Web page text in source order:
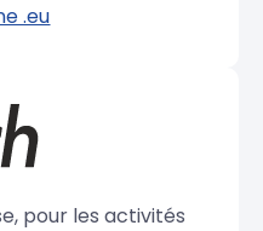
.eu
pour les activités